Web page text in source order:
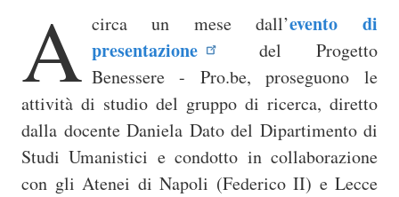
l
e
A circa un mese dall’evento di
presentazione
del Progetto
Benessere - Pro.be, proseguono le
attività di studio del gruppo di ricerca, diretto
dalla docente Daniela Dato del Dipartimento di
Studi Umanistici e condotto in collaborazione
con gli Atenei di Napoli (Federico II) e Lecce